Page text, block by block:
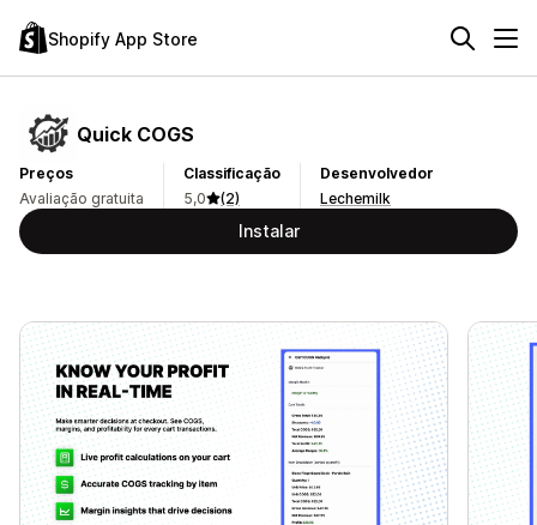
Shopify App Store
Quick COGS
Preços
Avaliação gratuita
Classificação
5,0
(2)
Desenvolvedor
Lechemilk
Instalar